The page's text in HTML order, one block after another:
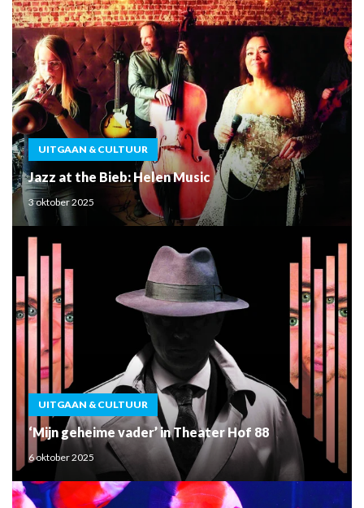
UITGAAN & CULTUUR
Jazz at the Bieb: Helen Music
3 oktober 2025
UITGAAN & CULTUUR
‘Mijn geheime vader’ in Theater Hof 88
6 oktober 2025